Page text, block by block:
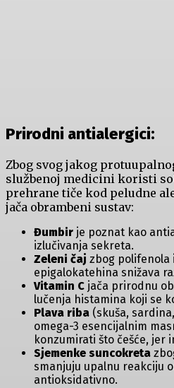
Prirodni antialergici:
Zbog svog jakog
službenoj medicini koristi
prehrane tiče kod peludne
jača obrambeni sustav:
Đumbir je poznat kao
izlučivanja sekreta.
Zeleni čaj zbog polifenola
epigalokatehina snižava
Vitamin C jača prirodnu
lučenja histamina koji se
Plava riba (skuša,
omega-3 esencijalnim
konzumirati što češće, jer
Sjemenke suncokreta
smanjuju upalnu reakciju
antioksidativno.